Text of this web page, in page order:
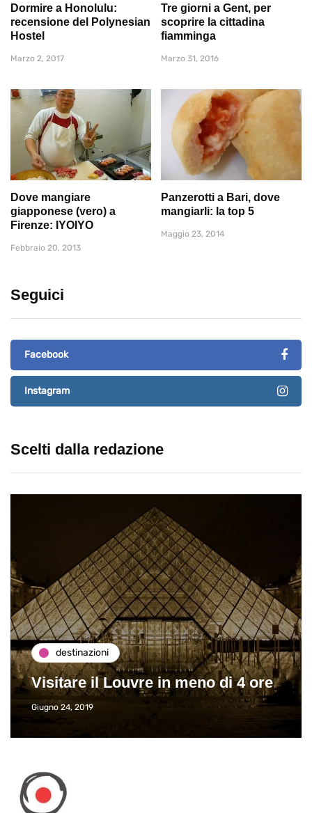
Dormire a Honolulu:
recensione del Polynesian
Hostel
Marzo 2, 2017
Tre giorni a Gent, per
scoprire la cittadina
fiamminga
Marzo 31, 2016
Dove mangiare
giapponese (vero) a
Firenze: IYOIYO
Febbraio 20, 2013
Panzerotti a Bari, dove
mangiarli: la top 5
Maggio 23, 2014
Seguici
Facebook
Instagram
Scelti dalla redazione
destinazioni
Visitare il Louvre in meno di 4 ore
Giugno 24, 2019